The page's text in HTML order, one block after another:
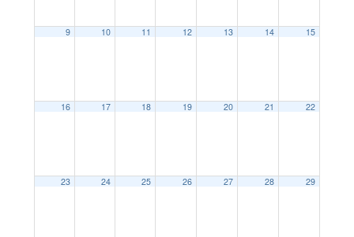
9 10 11 12 13 14 15
16 17 18 19 20 21 22
23 24 25 26 27 28 29